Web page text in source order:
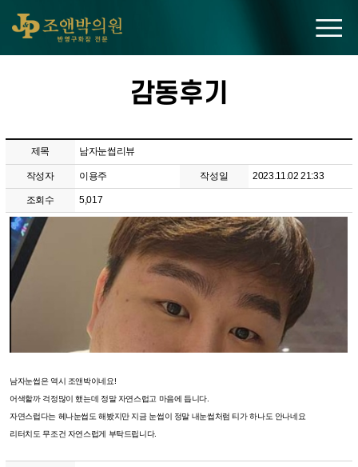
감동후기
제목 남자눈썹리뷰
작성자 이용주 작성일 2023.11.02 21:33
조회수 5,017
남자눈썹은 역시 조앤박이네요!
어색할까 걱정많이 했는데 정말 자연스럽고 마음에 듭니다.
자연스럽다는 헤나눈썹도 해봤지만 지금 눈썹이 정말 내눈썹처럼 티가 하나도 안나네요
리터치도 무조건 자연스럽게 부탁드립니다.